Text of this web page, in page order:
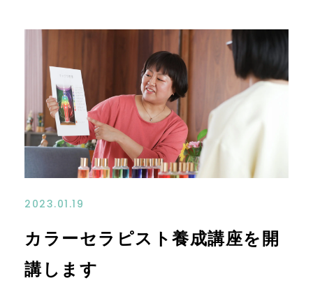
ご相談の流れ
料金について
コンテンツ
ニュース
2023.01.19
カラーセラピスト養成講座を開
講します